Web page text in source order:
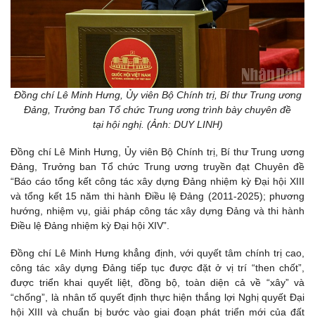
Đồng chí Lê Minh Hưng, Ủy viên Bộ Chính trị, Bí thư Trung ương
Đảng, Trưởng ban Tổ chức Trung ương trình bày chuyên đề
tại hội nghị. (Ảnh: DUY LINH)
Đồng chí Lê Minh Hưng, Ủy viên Bộ Chính trị, Bí thư Trung ương
Đảng, Trưởng ban Tổ chức Trung ương truyền đạt Chuyên đề
“Báo cáo tổng kết công tác xây dựng Đảng nhiệm kỳ Đại hội XIII
và tổng kết 15 năm thi hành Điều lệ Đảng (2011-2025); phương
hướng, nhiệm vụ, giải pháp công tác xây dựng Đảng và thi hành
Điều lệ Đảng nhiệm kỳ Đại hội XIV”.
Đồng chí Lê Minh Hưng khẳng định, với quyết tâm chính trị cao,
công tác xây dựng Đảng tiếp tục được đặt ở vị trí “then chốt”,
được triển khai quyết liệt, đồng bộ, toàn diện cả về “xây” và
“chống”, là nhân tố quyết định thực hiện thắng lợi Nghị quyết Đại
hội XIII và chuẩn bị bước vào giai đoạn phát triển mới của đất